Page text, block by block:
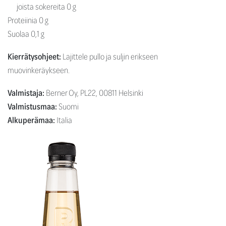
joista sokereita 0 g
Proteiinia 0 g
Suolaa 0,1 g
Kierrätysohjeet: Lajittele pullo ja suljin erikseen
muovinkeräykseen.
Valmistaja: Berner Oy, PL22, 00811 Helsinki
Valmistusmaa: Suomi
Alkuperämaa: Italia